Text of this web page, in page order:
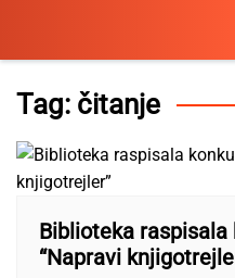
Skip
content
Tag: čitanje
Biblioteka
“Napravi